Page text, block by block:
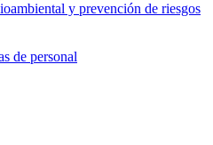
y prevención de riesgos
de personal